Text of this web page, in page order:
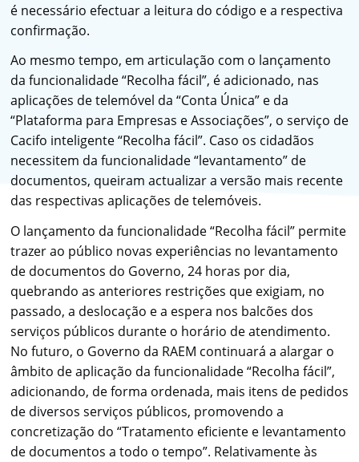
é necessário efectuar a leitura do código e a respectiva
confirmação.
Ao mesmo tempo, em articulação com o lançamento
da funcionalidade “Recolha fácil”, é adicionado, nas
aplicações de telemóvel da “Conta Única” e da
“Plataforma para Empresas e Associações”, o serviço de
Cacifo inteligente “Recolha fácil”. Caso os cidadãos
necessitem da funcionalidade “levantamento” de
documentos, queiram actualizar a versão mais recente
das respectivas aplicações de telemóveis.
O lançamento da funcionalidade “Recolha fácil” permite
trazer ao público novas experiências no levantamento
de documentos do Governo, 24 horas por dia,
quebrando as anteriores restrições que exigiam, no
passado, a deslocação e a espera nos balcões dos
serviços públicos durante o horário de atendimento.
No futuro, o Governo da RAEM continuará a alargar o
âmbito de aplicação da funcionalidade “Recolha fácil”,
adicionando, de forma ordenada, mais itens de pedidos
de diversos serviços públicos, promovendo a
concretização do “Tratamento eficiente e levantamento
de documentos a todo o tempo”. Relativamente às